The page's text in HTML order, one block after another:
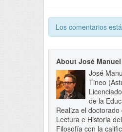
Los comentarios
About José
José
Tineo
de la
Realiza el
Lectura e Historia
Filosofía con la